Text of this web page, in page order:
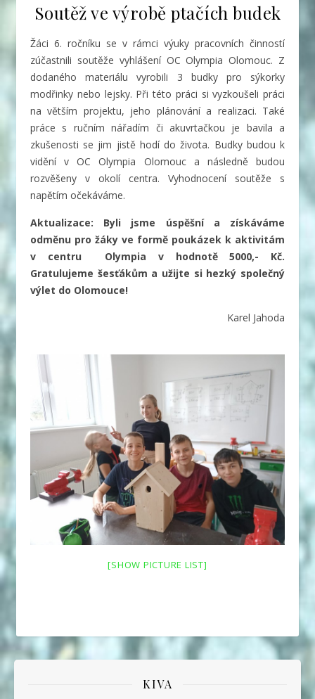
Soutěž ve výrobě ptačích budek
Žáci 6. ročníku se v rámci výuky pracovních činností
zúčastnili soutěže vyhlášení OC Olympia Olomouc. Z
dodaného materiálu vyrobili 3 budky pro sýkorky
modřinky nebo lejsky. Při této práci si vyzkoušeli práci
na větším projektu, jeho plánování a realizaci. Také
práce s ručním nářadím či akuvrtačkou je bavila a
zkušenosti se jim jistě hodí do života. Budky budou k
vidění v OC Olympia Olomouc a následně budou
rozvěšeny v okolí centra. Vyhodnocení soutěže s
napětím očekáváme.
Aktualizace: Byli jsme úspěšní a získáváme
odměnu pro žáky ve formě poukázek k aktivitám
v centru
Olympia v hodnotě 5000,- Kč.
Gratulujeme šesťákům a užijte si hezký společný
výlet do Olomouce!
Karel Jahoda
[SHOW PICTURE LIST]
KIVA